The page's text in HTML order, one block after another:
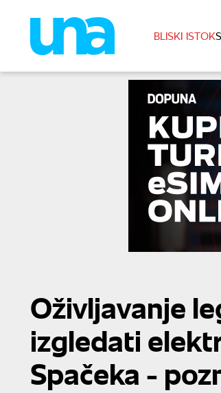
BLISKI ISTOK
Oživljavanje
izgledati
Spačeka -